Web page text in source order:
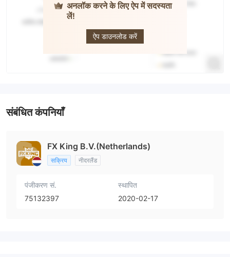
अनलॉक करने के लिए ऐप में सदस्यता
लें!
ऐप डाउनलोड करें
संबंधित कंपनियाँ
FX King B.V.(Netherlands)
सक्रिय नीदरलैंड
पंजीकरण सं.
75132397
स्थापित
2020-02-17